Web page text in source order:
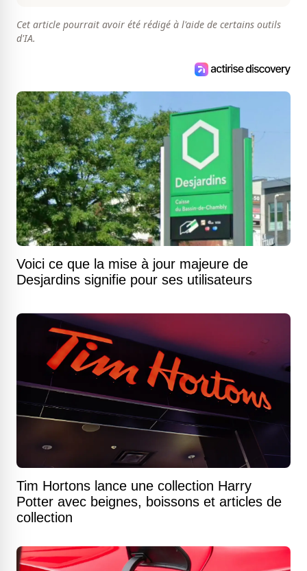
Cet article pourrait avoir été rédigé à l'aide de certains outils
d'IA.
Voici ce que la mise à jour majeure de
Desjardins signifie pour ses utilisateurs
Tim Hortons lance une collection Harry
Potter avec beignes, boissons et articles de
collection